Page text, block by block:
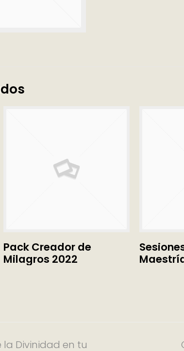
LEER MÁS
Pack Creador de
Milagros 2022
Divinidad en tu